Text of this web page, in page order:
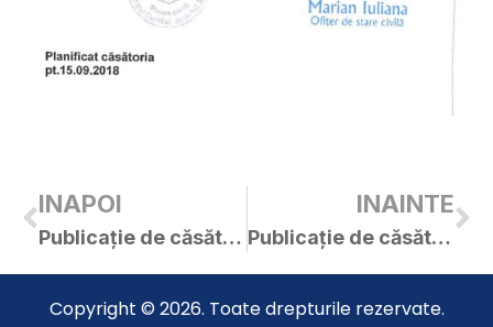
INAPOI
Publicație de căsătorie – Cîrpaci Gheorghe / Popescu Ionela
INAINTE
Publicație de căsătorie – Fruja Dragoș-Alexandru / Cora Adelina-Georgiana
Copyright © 2026. Toate drepturile rezervate.